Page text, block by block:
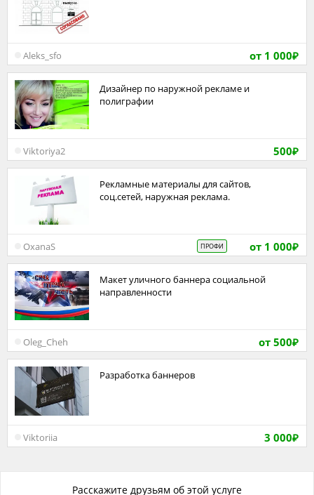
Расскажите друзьям об этой услуге
от 1 000₽
Aleks_sfo
Дизайнер по наружной рекламе и
полиграфии
500₽
Viktoriya2
Рекламные материалы для сайтов,
соц.сетей, наружная реклама.
от 1 000₽
ПРОФИ
OxanaS
Макет уличного баннера социальной
направленности
от 500₽
Oleg_Cheh
Разработка баннеров
3 000₽
Viktoriia